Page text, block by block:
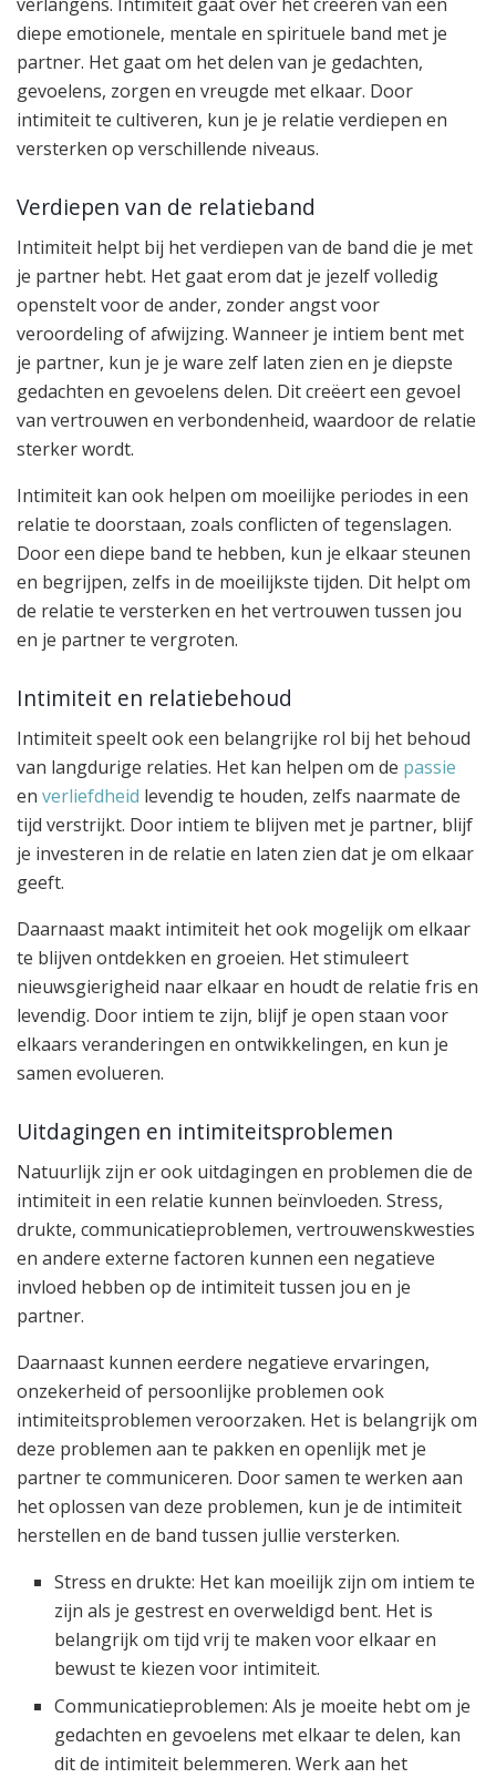
diepe emotionele, mentale en spirituele band met je
partner. Het gaat om het delen van je gedachten,
gevoelens, zorgen en vreugde met elkaar. Door
intimiteit te cultiveren, kun je je relatie verdiepen en
versterken op verschillende niveaus.
Verdiepen van de relatieband
Intimiteit helpt bij het verdiepen van de band die je met
je partner hebt. Het gaat erom dat je jezelf volledig
openstelt voor de ander, zonder angst voor
veroordeling of afwijzing. Wanneer je intiem bent met
je partner, kun je je ware zelf laten zien en je diepste
gedachten en gevoelens delen. Dit creëert een gevoel
van vertrouwen en verbondenheid, waardoor de relatie
sterker wordt.
Intimiteit kan ook helpen om moeilijke periodes in een
relatie te doorstaan, zoals conflicten of tegenslagen.
Door een diepe band te hebben, kun je elkaar steunen
en begrijpen, zelfs in de moeilijkste tijden. Dit helpt om
de relatie te versterken en het vertrouwen tussen jou
en je partner te vergroten.
Intimiteit en relatiebehoud
Intimiteit speelt ook een belangrijke rol bij het behoud
van langdurige relaties. Het kan helpen om de passie
en verliefdheid levendig te houden, zelfs naarmate de
tijd verstrijkt. Door intiem te blijven met je partner, blijf
je investeren in de relatie en laten zien dat je om elkaar
geeft.
Daarnaast maakt intimiteit het ook mogelijk om elkaar
te blijven ontdekken en groeien. Het stimuleert
nieuwsgierigheid naar elkaar en houdt de relatie fris en
levendig. Door intiem te zijn, blijf je open staan voor
elkaars veranderingen en ontwikkelingen, en kun je
samen evolueren.
Uitdagingen en intimiteitsproblemen
Natuurlijk zijn er ook uitdagingen en problemen die de
intimiteit in een relatie kunnen beïnvloeden. Stress,
drukte, communicatieproblemen, vertrouwenskwesties
en andere externe factoren kunnen een negatieve
invloed hebben op de intimiteit tussen jou en je
partner.
Daarnaast kunnen eerdere negatieve ervaringen,
onzekerheid of persoonlijke problemen ook
intimiteitsproblemen veroorzaken. Het is belangrijk om
deze problemen aan te pakken en openlijk met je
partner te communiceren. Door samen te werken aan
het oplossen van deze problemen, kun je de intimiteit
herstellen en de band tussen jullie versterken.
Stress en drukte: Het kan moeilijk zijn om intiem te
zijn als je gestrest en overweldigd bent. Het is
belangrijk om tijd vrij te maken voor elkaar en
bewust te kiezen voor intimiteit.
Communicatieproblemen: Als je moeite hebt om je
gedachten en gevoelens met elkaar te delen, kan
dit de intimiteit belemmeren. Werk aan het